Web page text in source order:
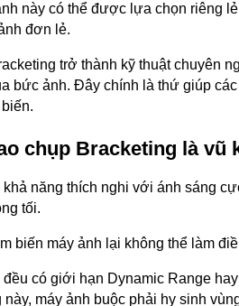
này có thể được lựa chọn riêng
đơn lẻ.
trở thành kỹ thuật chuyên
bức ảnh. Đây chính là thứ giúp
chụp Bracketing là
năng thích nghi với ánh sáng
tối.
biến máy ảnh lại không thể làm
đều có giới hạn Dynamic Range
này, máy ảnh buộc phải hy sinh